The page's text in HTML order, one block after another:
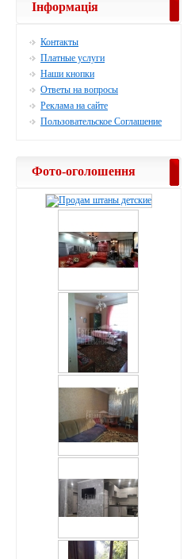
Інформація
Контакты
Платные услуги
Наши кнопки
Ответы на вопросы
Реклама на сайте
Пользовательское Соглашение
Фото-оголошення